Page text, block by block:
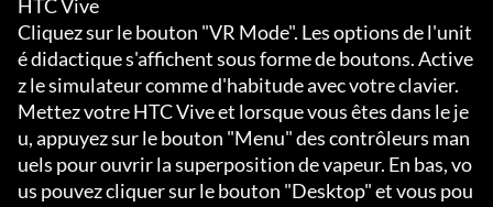
HTC Vive
Cliquez sur le bouton "VR Mode". Les options de l'unit
é didactique s'affichent sous forme de boutons. Active
z le simulateur comme d'habitude avec votre clavier.
Mettez votre HTC Vive et lorsque vous êtes dans le je
u, appuyez sur le bouton "Menu" des contrôleurs man
uels pour ouvrir la superposition de vapeur. En bas, vo
us pouvez cliquer sur le bouton "Desktop" et vous pou